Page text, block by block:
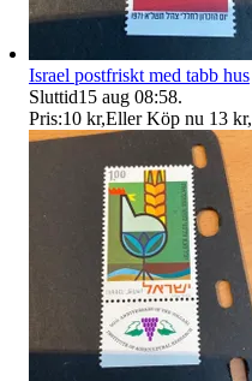
Israel postfriskt med tabb hus
Sluttid15 aug 08:58.
Pris:10 kr,Eller Köp nu 13 kr,